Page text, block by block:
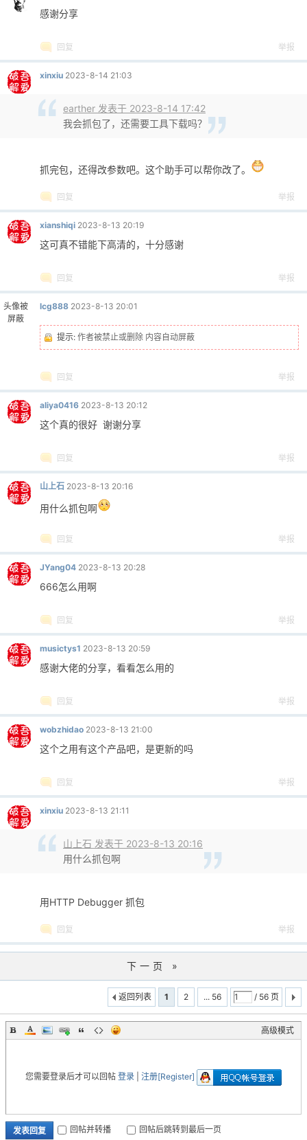
感谢分享
回复 举报
xinxiu 2023-8-14 21:03
earther 发表于 2023-8-14 17:42
我会抓包了，还需要工具下载吗？
抓完包，还得改参数吧。这个助手可以帮你改了。
回复 举报
xianshiqi 2023-8-13 20:19
这可真不错能下高清的，十分感谢
回复 举报
头像被
屏蔽
lcg888 2023-8-13 20:01
提示: 作者被禁止或删除 内容自动屏蔽
回复 举报
aliya0416 2023-8-13 20:12
这个真的很好 谢谢分享
回复 举报
山上石 2023-8-13 20:16
用什么抓包啊
回复 举报
JYang04 2023-8-13 20:28
666怎么用啊
回复 举报
musictys1 2023-8-13 20:59
感谢大佬的分享，看看怎么用的
回复 举报
wobzhidao 2023-8-13 21:00
这个之用有这个产品吧，是更新的吗
回复 举报
xinxiu 2023-8-13 21:11
山上石 发表于 2023-8-13 20:16
用什么抓包啊
用HTTP Debugger 抓包
回复 举报
下一页 »
1 2 ... 56 / 56 页
返回列表
高级模式
您需要登录后才可以回帖 登录 注册[Register]
发表回复 回帖并转播 回帖后跳转到最后一页